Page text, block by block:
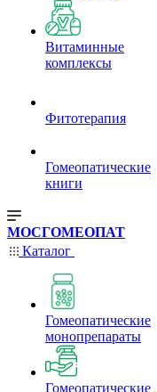
Витаминные
комплексы
Фитотерапия
Гомеопатические
книги
МОСГОМЕОПАТ
Каталог
Гомеопатические
монопрепараты
Гомеопатические